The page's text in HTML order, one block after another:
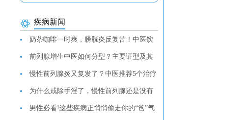
疾病新闻
奶茶咖啡一时爽，膀胱炎反复苦！中医饮
食调理教你找回清爽！
前列腺增生中医如何分型？主要证型及其
诊断特征
慢性前列腺炎又复发了？中医推荐5个治疗
前列腺疾病的中药方剂
为什么戒除手淫了，慢性前列腺还是没有
好？男性必看!这些疾病正悄悄偷走你的“爸”气